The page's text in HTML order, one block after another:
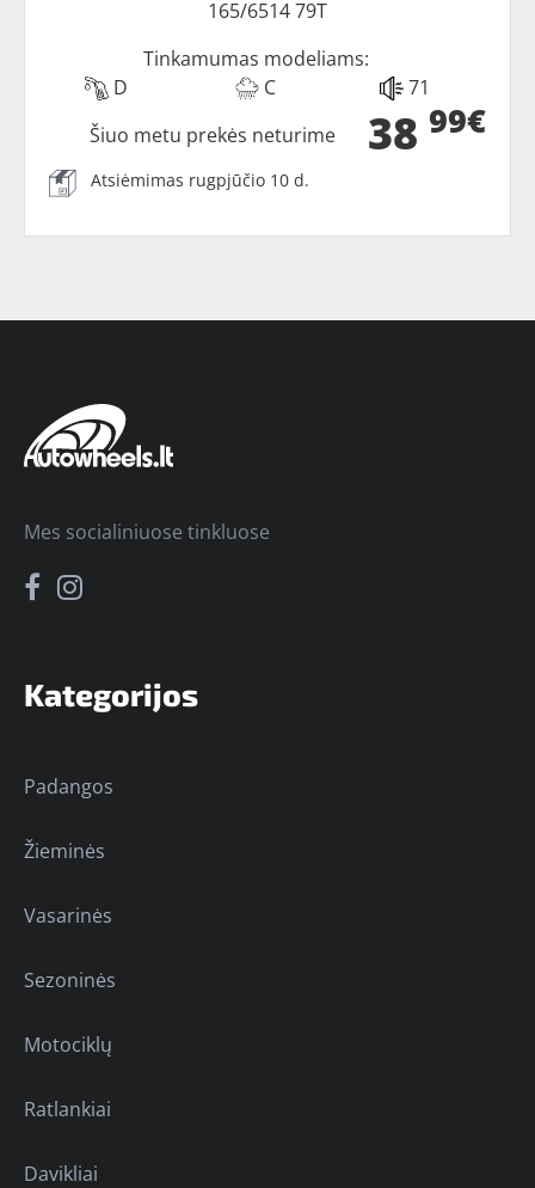
165/6514 79T
Tinkamumas modeliams:
D
C 71
38 99€
Šiuo metu prekės neturime
Atsiėmimas rugpjūčio 10 d.
Kategorijos
Padangos
Žieminės
Vasarinės
Sezoninės
Motociklų
Ratlankiai
Davikliai
Mes socialiniuose tinkluose